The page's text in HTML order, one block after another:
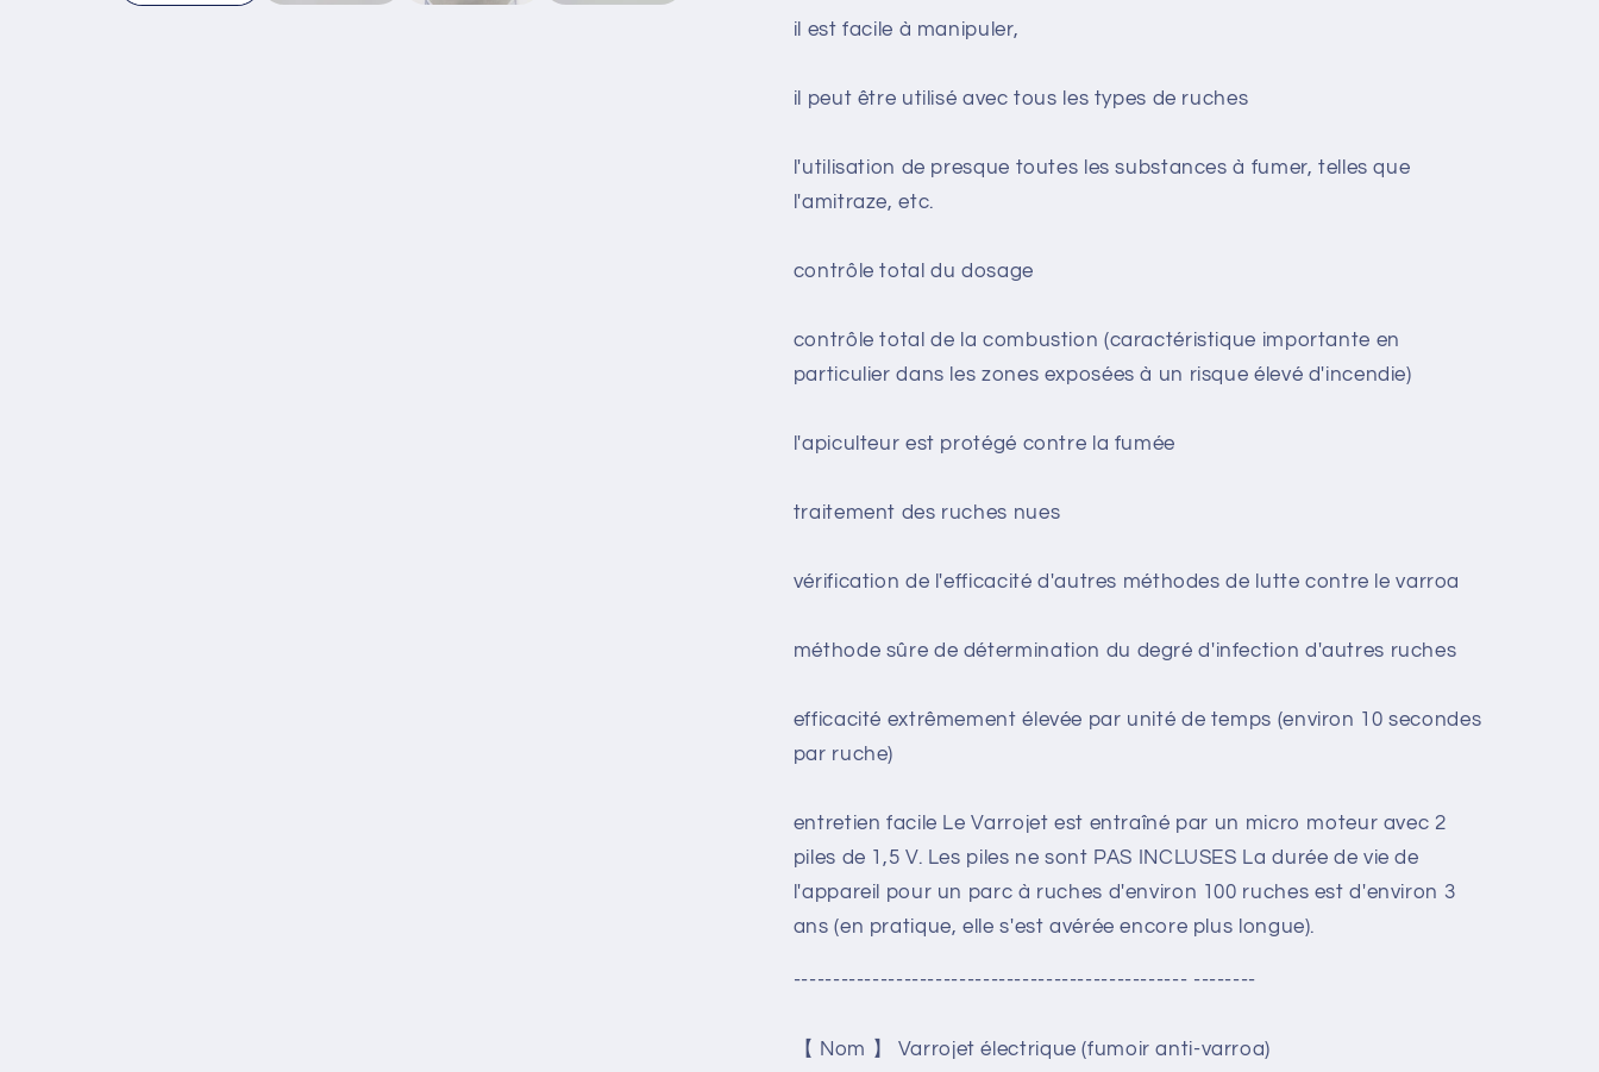
il est facile à manipuler,
il peut être utilisé avec tous les types de ruches
l'utilisation de presque toutes les substances à fumer, telles que
l'amitraze, etc.
contrôle total du dosage
contrôle total de la combustion (caractéristique importante en
particulier dans les zones exposées à un risque élevé d'incendie)
l'apiculteur est protégé contre la fumée
traitement des ruches nues
vérification de l'efficacité d'autres méthodes de lutte contre le varroa
méthode sûre de détermination du degré d'infection d'autres ruches
efficacité extrêmement élevée par unité de temps (environ 10 secondes
par ruche)
entretien facile Le Varrojet est entraîné par un micro moteur avec 2
piles de 1,5 V. Les piles ne sont PAS INCLUSES La durée de vie de
l'appareil pour un parc à ruches d'environ 100 ruches est d'environ 3
ans (en pratique, elle s'est avérée encore plus longue).
-------------------------------------------------- --------
【 Nom 】 Varrojet électrique (fumoir anti-varroa)